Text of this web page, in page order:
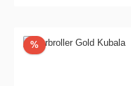
%Rabatt